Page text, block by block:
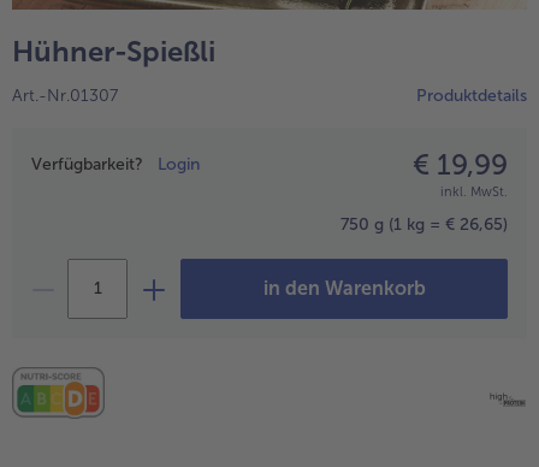
alle Obst
alle Süße Vielfalt
Confiserie & Feinkost
alle Küchenhelfer
Hühner-Spießli
Art.-Nr.01307 Produktdetails
Preisangabe
Verfügbarkeit? Login € 19,99
inkl. MwSt.
750 g (1 kg = € 26,65)
in den Warenkorb